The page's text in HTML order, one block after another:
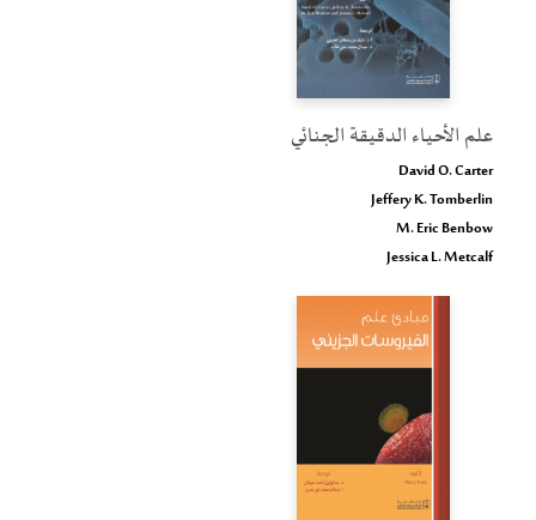
علم الأحياء الدقيقة الجنائي
David O. Carter
Jeffery K. Tomberlin
M. Eric Benbow
Jessica L. Metcalf